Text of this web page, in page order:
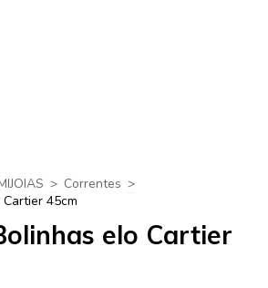
> Correntes >
45cm
elo Cartier